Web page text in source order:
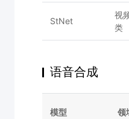
StNet
视
类
语音合成
模型 领